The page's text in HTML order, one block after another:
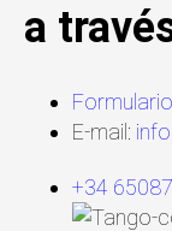
a
E-mail:
+34